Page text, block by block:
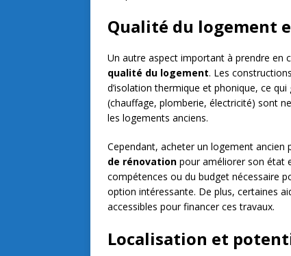
Qualité du logement
Un autre aspect important à prendre en
qualité du logement. Les
d’isolation thermique et phonique, ce
(chauffage, plomberie, électricité) sont
les logements anciens.
Cependant, acheter un logement ancien
de rénovation pour améliorer son état
compétences ou du budget nécessaire
option intéressante. De plus, certaines
accessibles pour financer ces travaux.
Localisation et